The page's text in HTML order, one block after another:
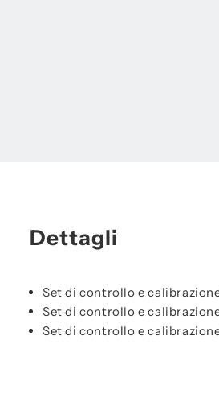
Dettagli
Set di controllo e calibrazione
Set di controllo e calibrazione
Set di controllo e calibrazione